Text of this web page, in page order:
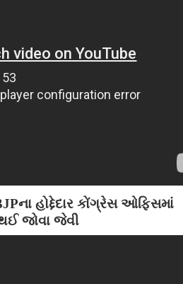
હોદ્દેદાર કોંગ્રેસ ઓફિસમાં
જોવા જેવી